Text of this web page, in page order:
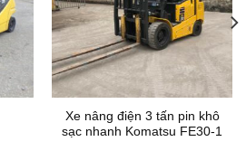
Xe nâng điện 3 tấn pin khô
sạc nhanh Komatsu FE30-1